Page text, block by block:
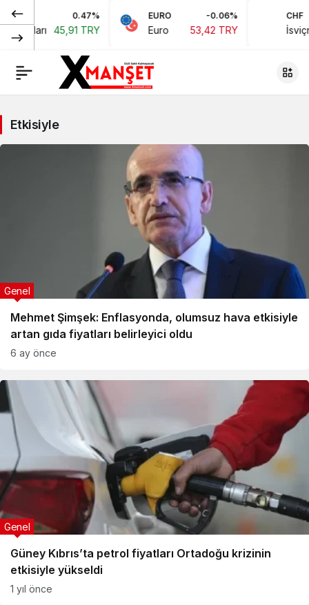
0.47%
45,91 TRY
EURO -0.06%
Euro 53,42 TRY İsviçre
Etkisiyle
Mehmet Şimşek: Enflasyonda, olumsuz hava etkisiyle
artan gıda fiyatları belirleyici oldu
Genel
6 ay önce
Güney Kıbrıs’ta petrol fiyatları Ortadoğu krizinin
etkisiyle yükseldi
Genel
1 yıl önce